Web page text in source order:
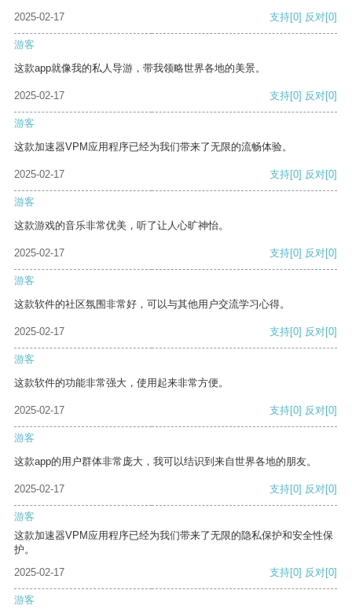
2025-02-17 支持[0] 反对[0]
游客
这款app就像我的私人导游，带我领略世界各地的美景。
2025-02-17 支持[0] 反对[0]
游客
这款加速器VPM应用程序已经为我们带来了无限的流畅体验。
2025-02-17 支持[0] 反对[0]
游客
这款游戏的音乐非常优美，听了让人心旷神怡。
2025-02-17 支持[0] 反对[0]
游客
这款软件的社区氛围非常好，可以与其他用户交流学习心得。
2025-02-17 支持[0] 反对[0]
游客
这款软件的功能非常强大，使用起来非常方便。
2025-02-17 支持[0] 反对[0]
游客
这款app的用户群体非常庞大，我可以结识到来自世界各地的朋友。
2025-02-17 支持[0] 反对[0]
游客
这款加速器VPM应用程序已经为我们带来了无限的隐私保护和安全性保
护。
2025-02-17
支持[0] 反对[0]
游客